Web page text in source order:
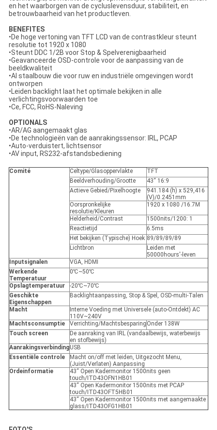
en het waarborgen van de cycluslevensduur, stabiliteit, en
betrouwbaarheid van het productleven.
BENEFITES
•De hoge vertoning van TFT LCD van de contrastkleur steunt
resolutie tot 1920 x 1080
•Steunt DDC 1/2B voor Stop & Spelverenigbaarheid
•Geavanceerde OSD-controle voor de aanpassing van de
beeldkwaliteit
•Al staalbouw die voor ruw en industriële omgevingen wordt
ontworpen
•Leiden backlight laat het optimale bekijken in alle
verlichtingsvoorwaarden toe
•Ce, FCC, RoHS-Naleving
OPTIONALS
•AR/AG aangemaakt glas
•De technologieën van de aanrakingssensor: IRL, PCAP
•Auto-verduistert, lichtsensor
•AV input, RS232-afstandsbediening
Comité Celtype/Glasoppervlakte
TFT
Beeldverhouding/Grootte
43“ 16:9
Actieve Gebied/Pixelhoogte
941.184 (h) x 529,416
(V)/0.2451mm
Oorspronkelijke
resolutie/Kleuren
1920 x 1080 /16.7M
Helderheid/Contrast
1500nits/1200: 1
Reactietijd
6.5ms
Het bekijken (Typische) Hoek 89/89/89/89
Lichtbron
Leiden met
50000hours'-leven
Inputsignalen
VGA, HDMI
Werkende
Temperatuur
0℃~50℃
Opslagtemperatuur
-20℃~70℃
Geschikte
Eigenschappen
Backlightaanpassing, Stop & Spel, OSD-multi-Talen
Macht
Interne Voeding met Universele (auto-Ontdekt) AC
110V~240V
Machtsconsumptie
Verrichting/Machtsbesparing Onder 138W
Touch screen
De aanraking van IRL (vandaalbewijs, waterbewijs
en stofbewijs)
AanrakingsverbindingUSB
Essentiële controle
Macht on/off met leiden, Uitgezocht Menu,
(Juist/Verlaten) Aanpassing
Ordeinformatie
43“ Open Kadermonitor 1500nits geen
touch/ITD43OFN1HB01
43“ Open Kadermonitor 1500nits met PCAP
touch/ITD43OFT5HB01
43“ Open Kadermonitor 1500nits met aangemaakte
glass/ITD43OFG1HB01